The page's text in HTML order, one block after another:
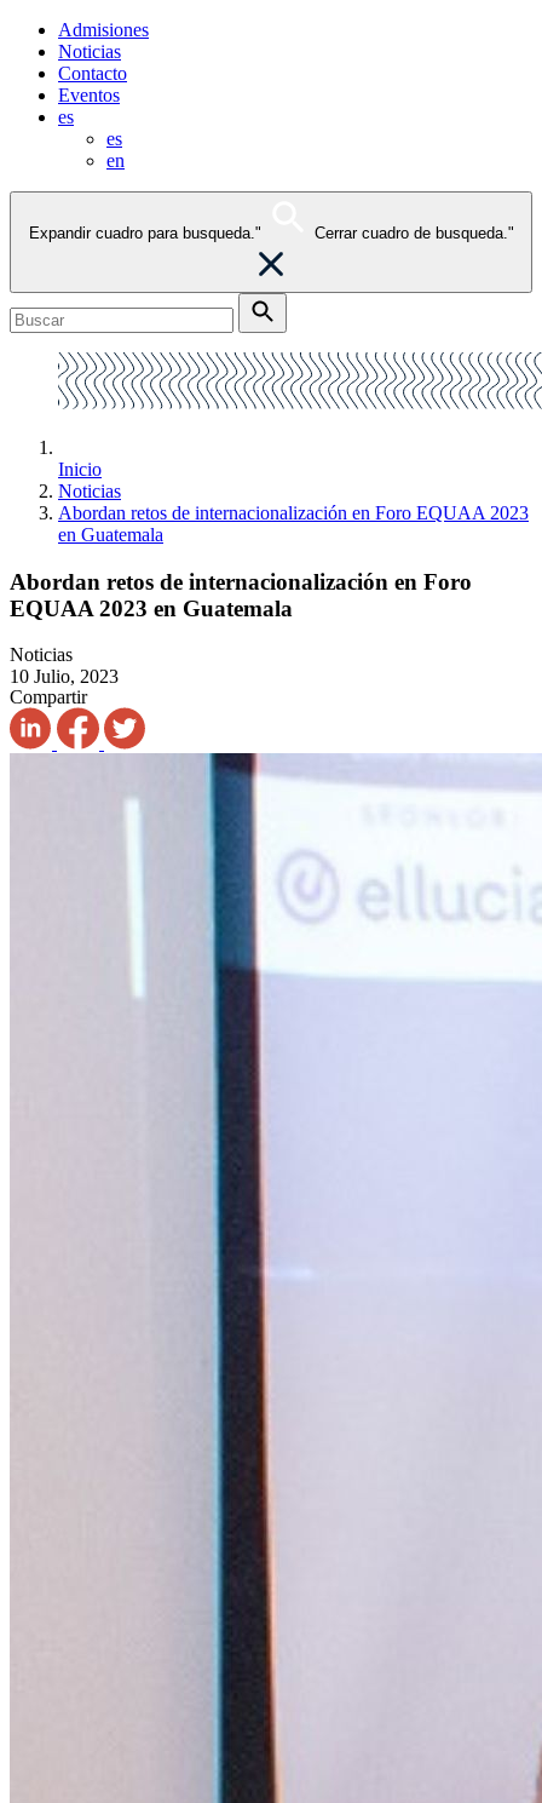
Admisiones
Noticias
Contacto
Eventos
es
es
en
Expandir cuadro para busqueda." Cerrar cuadro de busqueda."
Inicio
Noticias
Abordan retos de internacionalización en Foro EQUAA 2023
en Guatemala
Abordan retos de internacionalización en Foro
EQUAA 2023 en Guatemala
Noticias
10 Julio, 2023
Compartir